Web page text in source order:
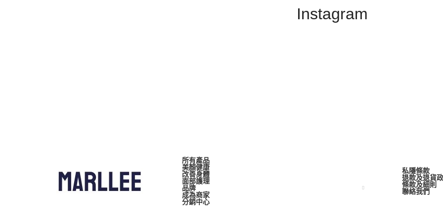
Instagram
所有產品
美顏健康
改善身體
面部護理
品牌
成為商家
分銷中心
私隱條款
退款及退貨
條款及細則
聯絡我們